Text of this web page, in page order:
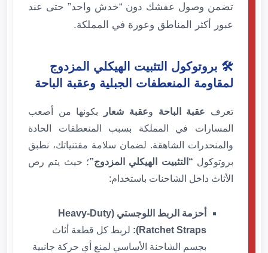
تضمن وصول عفشك دون “خدش واحد” حتى عند
عبور أكثر المناطق وعورة في المملكة.
🛠️ بروتوكول التثبيت الهيكلي المزدوج
لمقاومة المنعطفات الجبلية وعقبة الباحة
تعرف عقبة الباحة وعقبة شعار
بكونها من أصعب
المسارات في المملكة بسبب المنعطفات الحادة
والمنحدرات الشاهقة. لضمان سلامة مقتنياتك، نطبق
بروتوكول “التثبيت الهيكلي المزدوج”؛ حيث يتم رص
الأثاث داخل الشاحنات باستخدام:
أحزمة الربط اللوجستي (Heavy-Duty
Ratchet Straps):
لربط كل قطعة أثاث
بجسم الشاحنة الأساسي لمنع أي حركة جانبية